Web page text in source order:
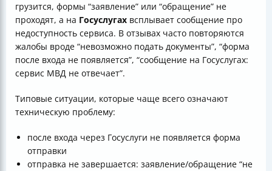
грузится, формы “заявление” или “обращение” не
проходят, а на Госуслугах всплывает сообщение про
недоступность сервиса. В отзывах часто повторяются
жалобы вроде “невозможно подать документы”, “форма
после входа не появляется”, “сообщение на Госуслугах:
сервис МВД не отвечает”.
Типовые ситуации, которые чаще всего означают
техническую проблему:
после входа через Госуслуги не появляется форма
отправки
отправка не завершается: заявление/обращение “не